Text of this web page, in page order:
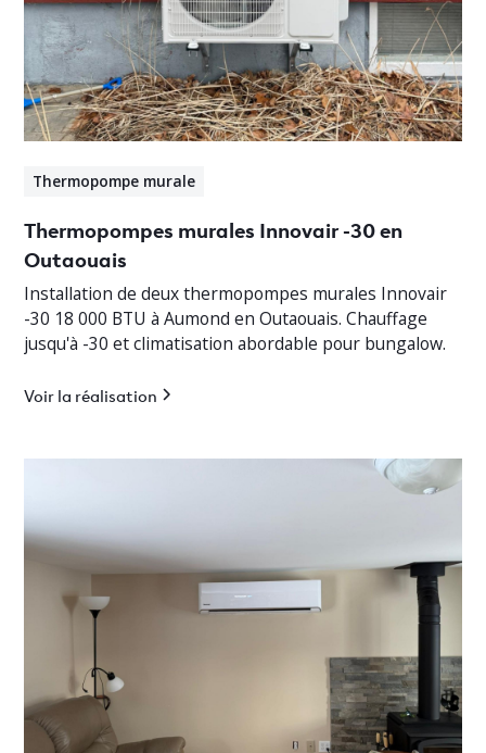
Thermopompe murale
Thermopompes murales Innovair -30 en
Outaouais
Installation de deux thermopompes murales Innovair
-30 18 000 BTU à Aumond en Outaouais. Chauffage
jusqu'à -30 et climatisation abordable pour bungalow.
Voir la réalisation